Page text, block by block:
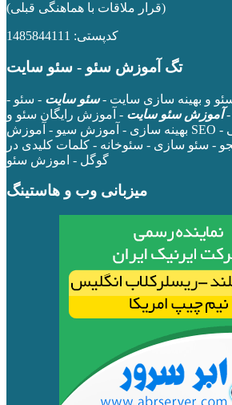
(قرار ملاقات با هماهنگی قبلی)
کدپستی: 1485844111
تگ آموزش سئو - سئو سایت
و بهینه سازی سایت -سئو سایت - سئو -
-آموزش سئو سایت - آموزش رایگان سئو و
بهینه سازی - آموزش سیو - آموزش SEO - سئو چیست - معرفی
- سئو سازی - سئوخانه - کلمات کلیدی در
گوگل - اموزش سئو
میزبانی وب و هاستینگ